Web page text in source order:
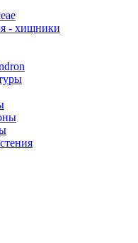
- хищники